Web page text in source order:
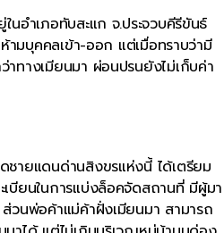
ำเภอทับสะแก จ.ประจวบคีรีขันธ์
ามบุคคลเข้า-ออก แต่เมื่อทราบว่ามี
ทางเมียนมา ผ่อนปรนยังไม่เก็บค่า
ชายแดนด่านสิงขรแห่งนี้ ได้เตรียม
บียนในการแบ่งล็อคจัดสถานที่ มีผู้มา
วนพ่อค้าแม่ค้าฝั่งเมียนมา สามารถ